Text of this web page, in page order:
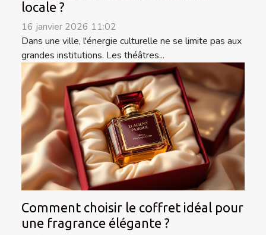
locale ?
16 janvier 2026 11:02
Dans une ville, l'énergie culturelle ne se limite pas aux
grandes institutions. Les théâtres...
Comment choisir le coffret idéal pour
une fragrance élégante ?